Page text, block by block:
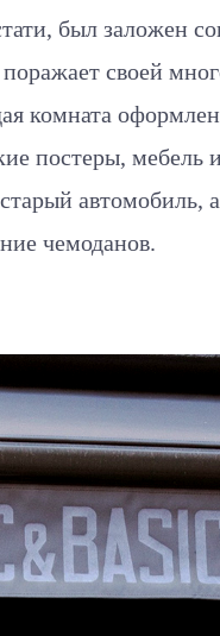
был заложен
поражает своей
комната
постеры, мебель
автомобиль,
чемоданов.